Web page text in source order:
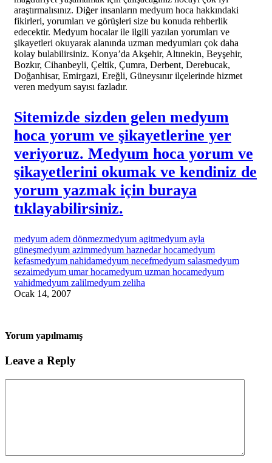
araştırmalısınız. Diğer insanların medyum hoca hakkındaki
fikirleri, yorumları ve görüşleri size bu konuda rehberlik
edecektir. Medyum hocalar ile ilgili yazılan yorumları ve
şikayetleri okuyarak alanında uzman medyumları çok daha
kolay bulabilirsiniz. Konya’da Akşehir, Altınekin, Beyşehir,
Bozkır, Cihanbeyli, Çeltik, Çumra, Derbent, Derebucak,
Doğanhisar, Emirgazi, Ereğli, Güneysınır ilçelerinde hizmet
veren medyum sayısı fazladır.
Sitemizde sizden gelen medyum
hoca yorum ve şikayetlerine yer
veriyoruz. Medyum hoca yorum ve
şikayetlerini okumak ve kendiniz de
yorum yazmak için buraya
tıklayabilirsiniz.
medyum adem dönmezmedyum agitmedyum ayla
güneşmedyum azimmedyum haznedar hocamedyum
kefasmedyum nahidamedyum necefmedyum salasmedyum
sezaimedyum umar hocamedyum uzman hocamedyum
vahidmedyum zalilmedyum zeliha
Ocak 14, 2007
Yorum yapılmamış
Leave a Reply